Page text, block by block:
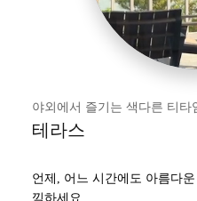
야외에서 즐기는 색다른 티타
테라스
언제, 어느 시간에도 아름다
끽하세요